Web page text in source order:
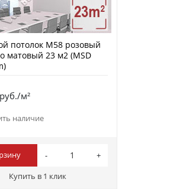
потолок M58 розовый
матовый 23 м2 (MSD
м²
наличие
Купить в 1 клик